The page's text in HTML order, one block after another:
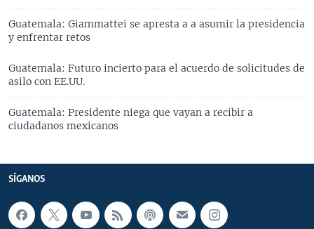
Guatemala: Giammattei se apresta a a asumir la presidencia
y enfrentar retos
Guatemala: Futuro incierto para el acuerdo de solicitudes de
asilo con EE.UU.
Guatemala: Presidente niega que vayan a recibir a
ciudadanos mexicanos
SÍGANOS